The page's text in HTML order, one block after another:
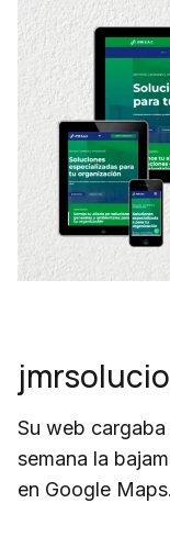
Su web
semana la
en Google Maps.